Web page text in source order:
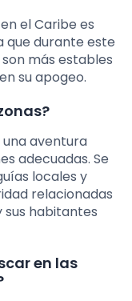
el Caribe es
que durante este
más estables
su apogeo.
una aventura
adecuadas. Se
locales y
relacionadas
habitantes
en las